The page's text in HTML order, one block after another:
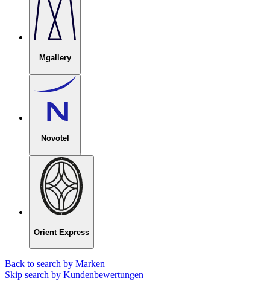
Mgallery
Novotel
Orient Express
Back to search by Marken
Skip search by Kundenbewertungen